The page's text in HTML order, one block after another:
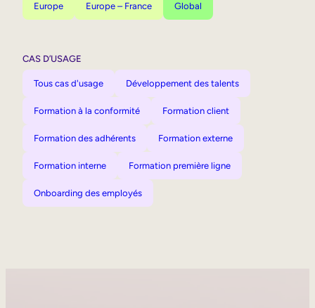
Europe Europe – France Global
CAS D’USAGE
Tous cas d'usage Développement des talents
Formation à la conformité Formation client
Formation des adhérents Formation externe
Formation interne Formation première ligne
Onboarding des employés